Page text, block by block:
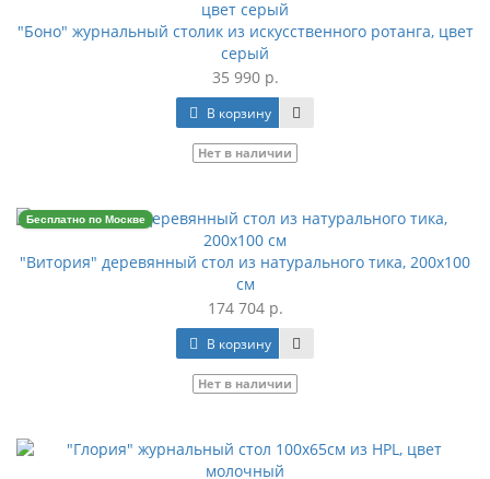
"Боно" журнальный столик из искусственного ротанга, цвет
серый
35 990 р.
В корзину
Нет в наличии
Бесплатно по Москве
"Витория" деревянный стол из натурального тика, 200х100
см
174 704 р.
В корзину
Нет в наличии